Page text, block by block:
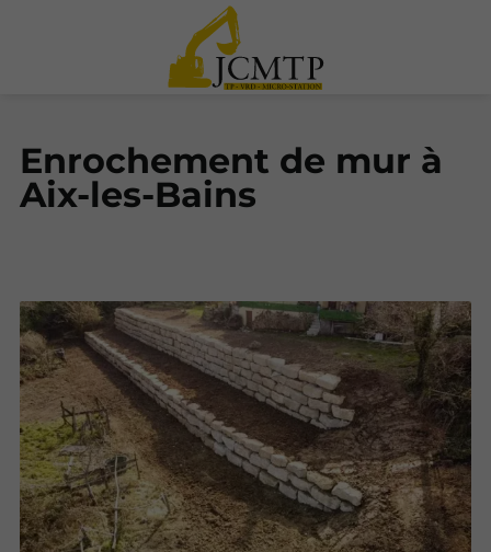
Enrochement de mur à
Aix-les-Bains